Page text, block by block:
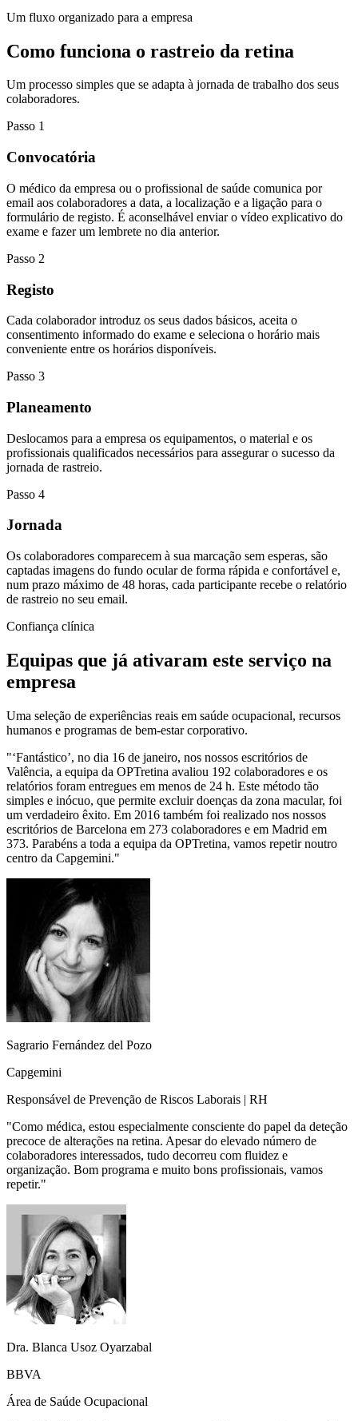
Um fluxo organizado para a empresa
Como funciona o rastreio da retina
Um processo simples que se adapta à jornada de trabalho dos seus
colaboradores.
Passo 1
Convocatória
O médico da empresa ou o profissional de saúde comunica por
email aos colaboradores a data, a localização e a ligação para o
formulário de registo. É aconselhável enviar o vídeo explicativo do
exame e fazer um lembrete no dia anterior.
Passo 2
Registo
Cada colaborador introduz os seus dados básicos, aceita o
consentimento informado do exame e seleciona o horário mais
conveniente entre os horários disponíveis.
Passo 3
Planeamento
Deslocamos para a empresa os equipamentos, o material e os
profissionais qualificados necessários para assegurar o sucesso da
jornada de rastreio.
Passo 4
Jornada
Os colaboradores comparecem à sua marcação sem esperas, são
captadas imagens do fundo ocular de forma rápida e confortável e,
num prazo máximo de 48 horas, cada participante recebe o relatório
de rastreio no seu email.
Confiança clínica
Equipas que já ativaram este serviço na
empresa
Uma seleção de experiências reais em saúde ocupacional, recursos
humanos e programas de bem-estar corporativo.
"‘Fantástico’, no dia 16 de janeiro, nos nossos escritórios de
Valência, a equipa da OPTretina avaliou 192 colaboradores e os
relatórios foram entregues em menos de 24 h. Este método tão
simples e inócuo, que permite excluir doenças da zona macular, foi
um verdadeiro êxito. Em 2016 também foi realizado nos nossos
escritórios de Barcelona em 273 colaboradores e em Madrid em
373. Parabéns a toda a equipa da OPTretina, vamos repetir noutro
centro da Capgemini."
Sagrario Fernández del Pozo
Capgemini
Responsável de Prevenção de Riscos Laborais | RH
"Como médica, estou especialmente consciente do papel da deteção
precoce de alterações na retina. Apesar do elevado número de
colaboradores interessados, tudo decorreu com fluidez e
organização. Bom programa e muito bons profissionais, vamos
repetir."
Dra. Blanca Usoz Oyarzabal
BBVA
Área de Saúde Ocupacional